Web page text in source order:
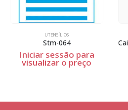
UTENSÍLIOS
Stm-064
Iniciar sessão para
visualizar o preço